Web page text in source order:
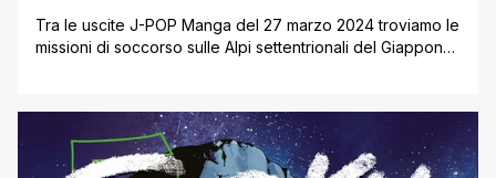
Tra le uscite J-POP Manga del 27 marzo 2024 troviamo le
missioni di soccorso sulle Alpi settentrionali del Giappone
erotico Rosen Garten Saga con il secondo volume della
serie. Continuano Choujin X 7, Jujin [']